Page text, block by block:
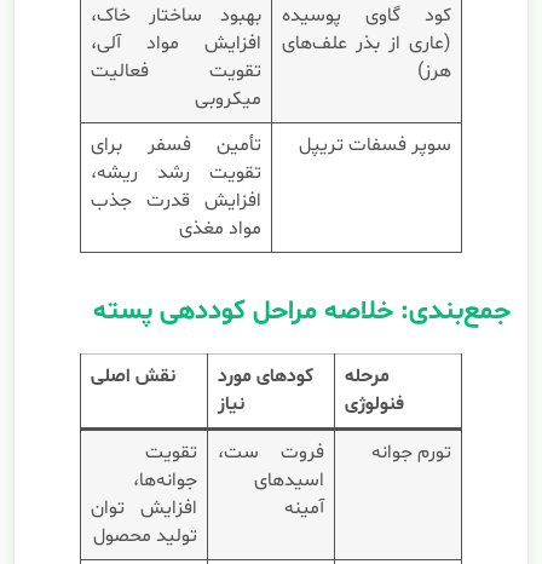
کود گاوی پوسیده
(عاری از بذر علف‌های
هرز)
بهبود ساختار خاک،
افزایش مواد آلی،
تقویت فعالیت
میکروبی
سوپر فسفات تریپل
تأمین فسفر برای
تقویت رشد ریشه،
افزایش قدرت جذب
مواد مغذی
جمع‌بندی: خلاصه مراحل کوددهی پسته
مرحله
فنولوژی
کودهای مورد
نیاز
نقش اصلی
تورم جوانه
فروت ست،
اسیدهای
آمینه
تقویت
جوانه‌ها،
افزایش توان
تولید محصول